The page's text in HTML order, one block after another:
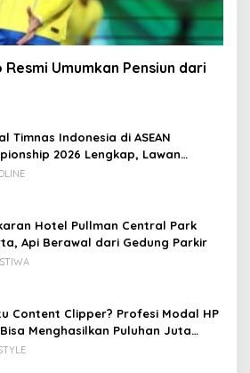
Umumkan Pensiun dari
Timnas Indonesia di ASEAN
2026 Lengkap, Lawan
hingga Vietnam
Hotel Pullman Central Park
Api Berawal dari Gedung Parkir
Content Clipper? Profesi Modal HP
Menghasilkan Puluhan Juta